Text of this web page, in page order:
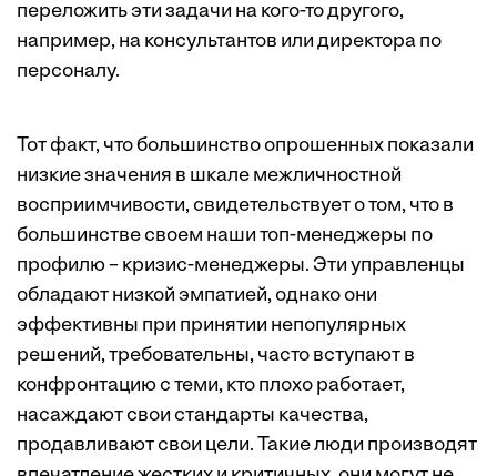
переложить эти задачи на кого-то другого,
например, на консультантов или директора по
персоналу.
Тот факт, что большинство опрошенных показали
низкие значения в шкале межличностной
восприимчивости, свидетельствует о том, что в
большинстве своем наши топ-менеджеры по
профилю – кризис-менеджеры. Эти управленцы
обладают низкой эмпатией, однако они
эффективны при принятии непопулярных
решений, требовательны, часто вступают в
конфронтацию с теми, кто плохо работает,
насаждают свои стандарты качества,
продавливают свои цели. Такие люди производят